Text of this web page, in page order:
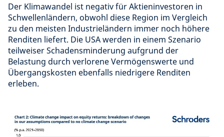
Der Klimawandel ist negativ für Aktieninvestoren in
Schwellenländern, obwohl diese Region im Vergleich
zu den meisten Industrieländern immer noch höhere
Renditen liefert. Die USA werden in einem Szenario
teilweiser Schadensminderung aufgrund der
Belastung durch verlorene Vermögenswerte und
Übergangskosten ebenfalls niedrigere Renditen
erleben.